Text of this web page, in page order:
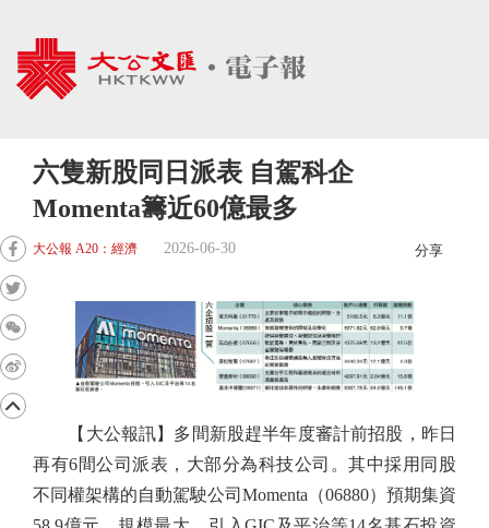
六隻新股同日派表 自駕科企
Momenta籌近60億最多
大公報 A20：經濟 2026-06-30 分享
【大公報訊】多間新股趕半年度審計前招股，昨日
再有6間公司派表，大部分為科技公司。其中採用同股
不同權架構的自動駕駛公司Momenta（06880）預期集資